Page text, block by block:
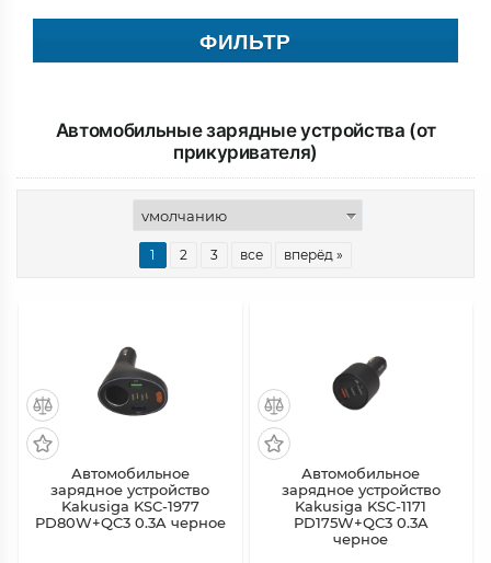
ФИЛЬТР
Автомобильные зарядные устройства (от
прикуривателя)
1 2 3 все вперёд »
Автомобильное
зарядное устройство
Kakusiga KSC-1977
PD80W+QC3 0.3A черное
Автомобильное
зарядное устройство
Kakusiga KSC-1171
PD175W+QC3 0.3A
черное